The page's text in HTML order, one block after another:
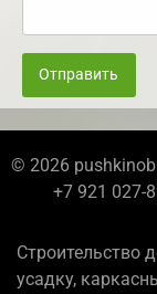
Отправить
© 2026
+7 921 027-
Строительство
усадку,